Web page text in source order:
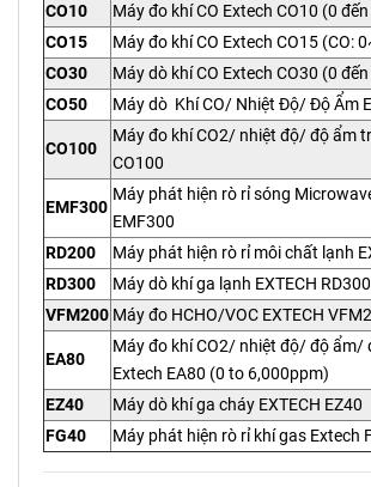
CO10
Máy đo khí CO Extech CO10 (0
CO15
Máy đo khí CO Extech CO15 (CO:
CO30
Máy dò khí CO Extech CO30 (0
CO50
Máy dò Khí CO/ Nhiệt Độ/ Độ Ẩm
CO100
Máy đo khí CO2/ nhiệt độ/ độ ẩm
CO100
EMF300
Máy phát hiện rò rỉ sóng
EMF300
RD200
Máy phát hiện rò rỉ môi chất lạnh
RD300
Máy dò khí ga lạnh EXTECH RD300
VFM200 Máy đo HCHO/VOC EXTECH
EA80
Máy đo khí CO2/ nhiệt độ/ độ ẩm/
Extech EA80 (0 to 6,000ppm)
EZ40
Máy dò khí ga cháy EXTECH EZ40
FG40
Máy phát hiện rò rỉ khí gas Extech